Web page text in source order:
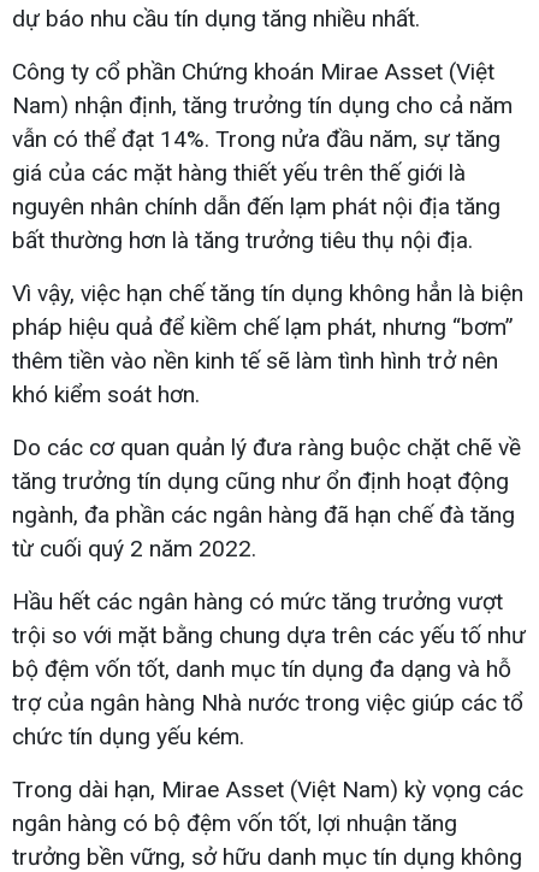
dự báo nhu cầu tín dụng tăng nhiều nhất.
Công ty cổ phần Chứng khoán Mirae Asset (Việt
Nam) nhận định, tăng trưởng tín dụng cho cả năm
vẫn có thể đạt 14%. Trong nửa đầu năm, sự tăng
giá của các mặt hàng thiết yếu trên thế giới là
nguyên nhân chính dẫn đến lạm phát nội địa tăng
bất thường hơn là tăng trưởng tiêu thụ nội địa.
Vì vậy, việc hạn chế tăng tín dụng không hẳn là biện
pháp hiệu quả để kiềm chế lạm phát, nhưng “bơm”
thêm tiền vào nền kinh tế sẽ làm tình hình trở nên
khó kiểm soát hơn.
Do các cơ quan quản lý đưa ràng buộc chặt chẽ về
tăng trưởng tín dụng cũng như ổn định hoạt động
ngành, đa phần các ngân hàng đã hạn chế đà tăng
từ cuối quý 2 năm 2022.
Hầu hết các ngân hàng có mức tăng trưởng vượt
trội so với mặt bằng chung dựa trên các yếu tố như
bộ đệm vốn tốt, danh mục tín dụng đa dạng và hỗ
trợ của ngân hàng Nhà nước trong việc giúp các tổ
chức tín dụng yếu kém.
Trong dài hạn, Mirae Asset (Việt Nam) kỳ vọng các
ngân hàng có bộ đệm vốn tốt, lợi nhuận tăng
trưởng bền vững, sở hữu danh mục tín dụng không